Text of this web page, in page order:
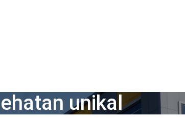
unikal